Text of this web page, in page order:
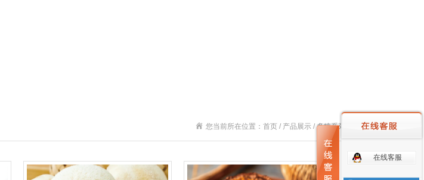
您当前所在位置：首页 / 产品展示 / 多糖系列
在线客服